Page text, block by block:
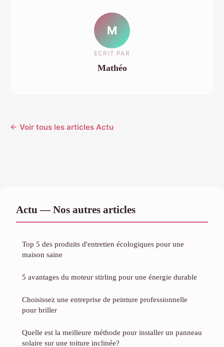
M
ECRIT PAR
Mathéo
← Voir tous les articles Actu
Actu — Nos autres articles
Top 5 des produits d'entretien écologiques pour une
maison saine
5 avantages du moteur stirling pour une énergie durable
Choisissez une entreprise de peinture professionnelle
pour briller
Quelle est la meilleure méthode pour installer un panneau
solaire sur une toiture inclinée?